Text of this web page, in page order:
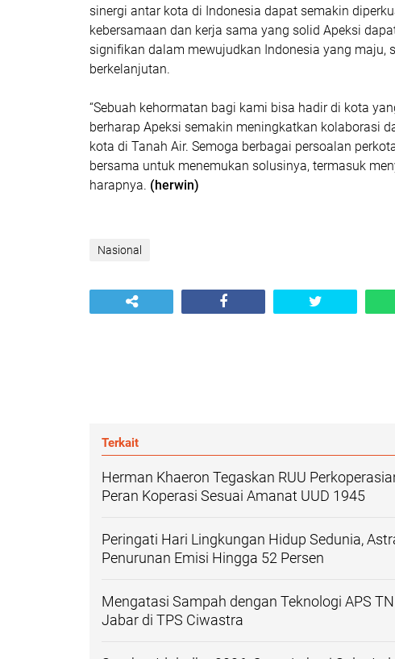
sinergi antar kota di Indonesia dapat semakin
kebersamaan dan kerja sama yang solid Apeksi
signifikan dalam mewujudkan Indonesia yang maju,
berkelanjutan.
“Sebuah kehormatan bagi kami bisa hadir di kota
berharap Apeksi semakin meningkatkan kolaborasi
kota di Tanah Air. Semoga berbagai persoalan
bersama untuk menemukan solusinya, termasuk
harapnya. (herwin)
Nasional
Terkait
Herman Khaeron Tegaskan RUU
Peran Koperasi Sesuai Amanat UUD 1945
Peringati Hari Lingkungan Hidup Sedunia,
Penurunan Emisi Hingga 52 Persen
Mengatasi Sampah dengan Teknologi APS
Jabar di TPS Ciwastra